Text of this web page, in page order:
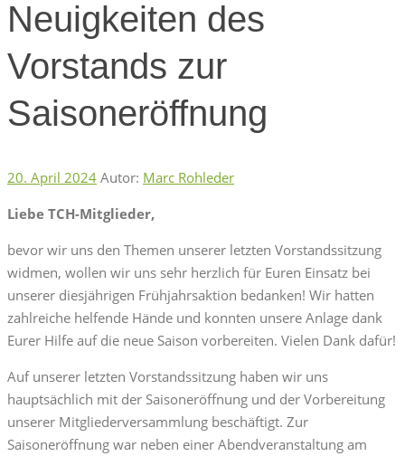
Neuigkeiten des
Vorstands zur
Saisoneröffnung
20. April 2024 Autor: Marc Rohleder
Liebe TCH-Mitglieder,
bevor wir uns den Themen unserer letzten Vorstandssitzung
widmen, wollen wir uns sehr herzlich für Euren Einsatz bei
unserer diesjährigen Frühjahrsaktion bedanken! Wir hatten
zahlreiche helfende Hände und konnten unsere Anlage dank
Eurer Hilfe auf die neue Saison vorbereiten. Vielen Dank dafür!
Auf unserer letzten Vorstandssitzung haben wir uns
hauptsächlich mit der Saisoneröffnung und der Vorbereitung
unserer Mitgliederversammlung beschäftigt. Zur
Saisoneröffnung war neben einer Abendveranstaltung am